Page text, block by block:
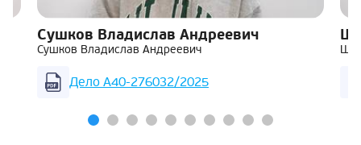
Сушков Владислав Андреевич
Сушков Владислав Андреевич
Дело А40-276032/2025